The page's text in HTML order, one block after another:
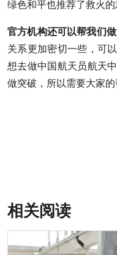
绿色和平也推荐了救火的
官方机构还可以帮我们
关系更加密切一些，可
想去做中国航天员航天
做突破，所以需要大家的
相关阅读